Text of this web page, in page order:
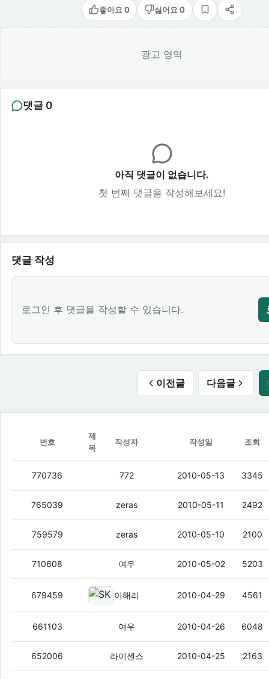
좋아요 0 싫어요 0
스크랩공유
광고 영역
댓글 0
아직 댓글이 없습니다.
첫 번째 댓글을 작성해보세요!
댓글 작성
로그인 후 댓글을 작성할 수 있습니다.
이전글 다음글
번호
제
목
작성자 작성일 조회
770736 KT, 아이패드 출시 임박?…곳곳서 징후
772 2010-05-13 3345
765039 아이폰갈아버린 믹서기 매출 5배증가(4)
zeras 2010-05-11 2492
759579 skt 하면 요금이 제일싸다고 느껴지게(3)
zeras 2010-05-10 2100
710608 라스푸틴(1)
여우 2010-05-02 5203
679459 SKT, 기존 고객 기기 변경 인센티
이해리 2010-04-29 4561
661103 800Mhz KT가 먹었다(3)
여우 2010-04-26 6048
652006 lu2300 안드로이드 2.1임?(2)
라이센스 2010-04-25 2163